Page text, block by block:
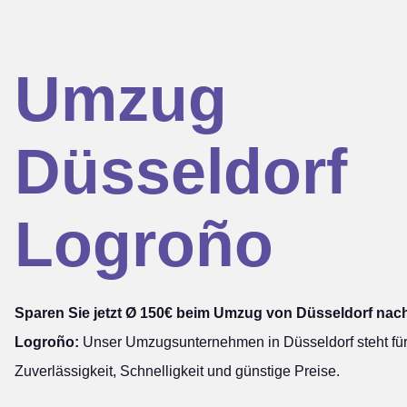
Umzug
Düsseldorf
Logroño
Sparen Sie jetzt Ø 150€ beim Umzug von Düsseldorf
Logroño: Unser Umzugsunternehmen in Düsseldorf steht für
Zuverlässigkeit, Schnelligkeit und günstige Preise.